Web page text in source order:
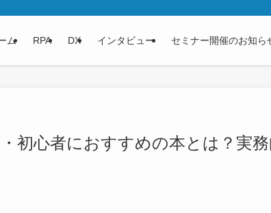
ム RPA DX インタビュー セミナー開催のお知ら
初心者におすすめの本とは？実